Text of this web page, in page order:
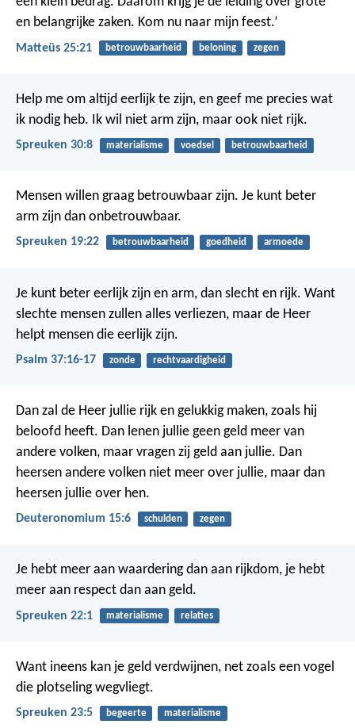
en belangrijke zaken. Kom nu naar mijn feest.’
Matteüs 25:21 betrouwbaarheid beloning zegen
Help me om altijd eerlijk te zijn, en geef me precies wat
ik nodig heb. Ik wil niet arm zijn, maar ook niet rijk.
Spreuken 30:8 materialisme voedsel betrouwbaarheid
Mensen willen graag betrouwbaar zijn. Je kunt beter
arm zijn dan onbetrouwbaar.
Spreuken 19:22 betrouwbaarheid goedheid armoede
Je kunt beter eerlijk zijn en arm, dan slecht en rijk. Want
slechte mensen zullen alles verliezen, maar de Heer
helpt mensen die eerlijk zijn.
Psalm 37:16-17 zonde rechtvaardigheid
Dan zal de Heer jullie rijk en gelukkig maken, zoals hij
beloofd heeft. Dan lenen jullie geen geld meer van
andere volken, maar vragen zij geld aan jullie. Dan
heersen andere volken niet meer over jullie, maar dan
heersen jullie over hen.
Deuteronomium 15:6 schulden zegen
Je hebt meer aan waardering dan aan rijkdom, je hebt
meer aan respect dan aan geld.
Spreuken 22:1 materialisme relaties
Want ineens kan je geld verdwijnen, net zoals een vogel
die plotseling wegvliegt.
Spreuken 23:5 begeerte materialisme